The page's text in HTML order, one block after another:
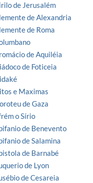
de Jerusalém
de Alexandria
de Roma
de Aquiléia
de Foticeia
e Maximas
de Gaza
o Sírio
de Benevento
de Salamina
de Barnabé
de Lyon
de Cesareia